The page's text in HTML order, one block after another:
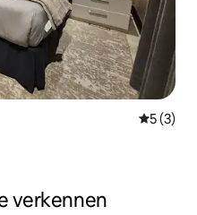
5 (3)
verkennen